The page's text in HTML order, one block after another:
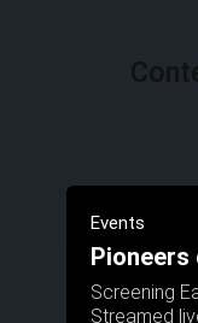
Events
Screening
Streamed